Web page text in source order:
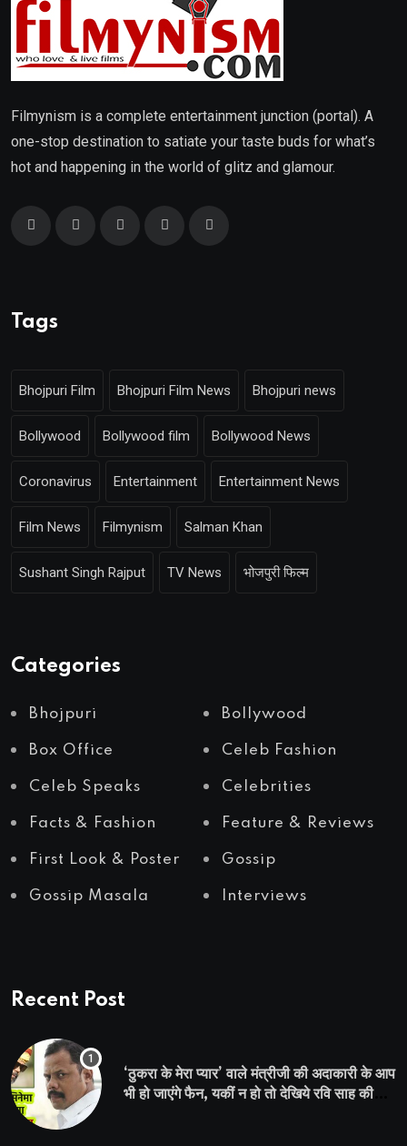
Filmynism is a complete entertainment junction (portal). A
one-stop destination to satiate your taste buds for what’s
hot and happening in the world of glitz and glamour.
Tags
Bhojpuri Film Bhojpuri Film News Bhojpuri news
Bollywood Bollywood film Bollywood News
Coronavirus Entertainment Entertainment News
Film News Filmynism Salman Khan
Sushant Singh Rajput TV News भोजपुरी फिल्म
Categories
Bhojpuri Bollywood
Box Office Celeb Fashion
Celeb Speaks Celebrities
Facts & Fashion Feature & Reviews
First Look & Poster Gossip
Gossip Masala Interviews
Recent Post
‘ठुकरा के मेरा प्यार’ वाले मंत्रीजी की अदाकारी के आप
भी हो जाएंगे फैन, यकीं न हो तो देखिये रवि साह की